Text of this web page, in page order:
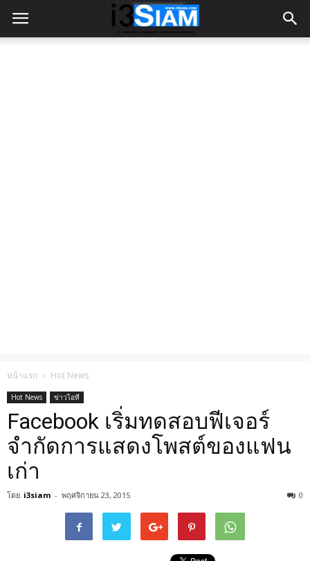
หน้าแรก Hot News
Hot News ข่าวไอที
Facebook เริ่มทดสอบฟีเจอร์
จำกัดการแสดงโพสต์ของแฟน
เก่า
โดย i3siam - พฤศจิกายน 23, 2015 0